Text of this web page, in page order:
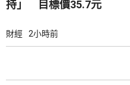
持」 目標價35.7元
財經 2小時前